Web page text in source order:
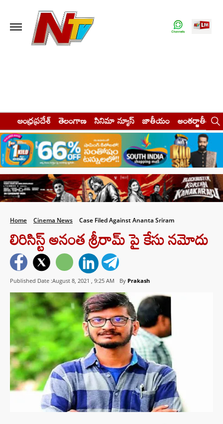
ఆంధ్రప్రదేశ్ తెలంగాణ సినిమా న్యూస్ జాతీయం అంతర్జాతీయం
Home Cinema News Case Filed Against Ananta Sriram
లిరిసిస్ట్ అనంత శ్రీరామ్ పై కేసు నమోదు
Published Date :August 8, 2021 , 9:25 AM By Prakash